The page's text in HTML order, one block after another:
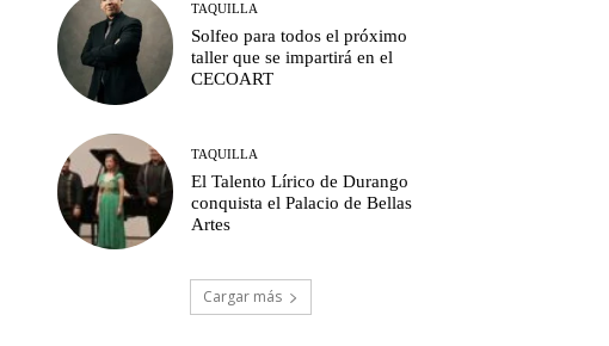
TAQUILLA
Solfeo para todos el próximo
taller que se impartirá en el
CECOART
TAQUILLA
El Talento Lírico de Durango
conquista el Palacio de Bellas
Artes
Cargar más